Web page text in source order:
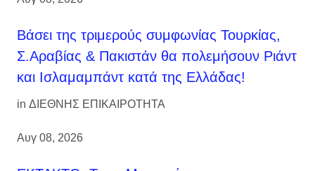
Βάσει της τριμερούς συμφωνίας Τουρκίας,
Σ.Αραβίας & Πακιστάν θα πολεμήσουν Ριάντ
και Ισλαμαμπάντ κατά της Ελλάδας!
in ΔΙΕΘΝΗΣ ΕΠΙΚΑΙΡΟΤΗΤΑ
Αυγ 08, 2026